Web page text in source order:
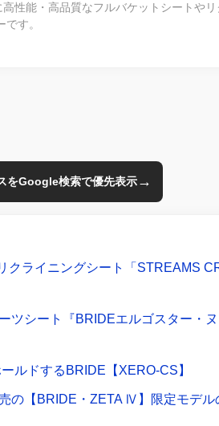
性能・高品質なフルバケットシートや
す。
をGoogle検索で優先表示→
ライニングシート「STREAMS
ツシート『BRIDEエルゴスター・
ルドするBRIDE【XERO-CS】
の【BRIDE・ZETA Ⅳ】限定モデル